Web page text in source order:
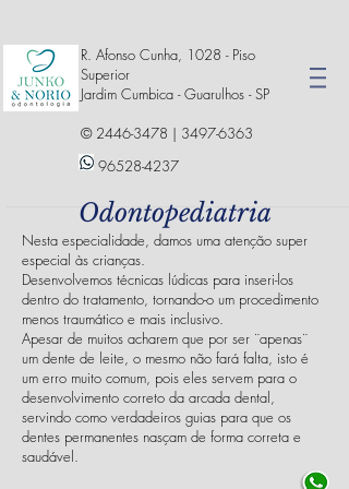
R. Afonso Cunha, 1028 - Piso
Superior
Jardim Cumbica - Guarulhos - SP
© 2446-3478 | 3497-6363
96528-4237
Odontopediatria
Nesta especialidade, damos uma atenção super
especial às crianças.
Desenvolvemos técnicas lúdicas para inseri-los
dentro do tratamento, tornando-o um procedimento
menos traumático e mais inclusivo.
Apesar de muitos acharem que por ser ¨apenas¨
um dente de leite, o mesmo não fará falta, isto é
um erro muito comum, pois eles servem para o
desenvolvimento correto da arcada dental,
servindo como verdadeiros guias para que os
dentes permanentes nasçam de forma correta e
saudável.